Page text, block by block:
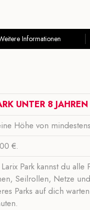
Informationen
UNTER 8 JAHREN
Höhe von
€.
Park kannst du
Seilrollen, Netze
Parks auf dich